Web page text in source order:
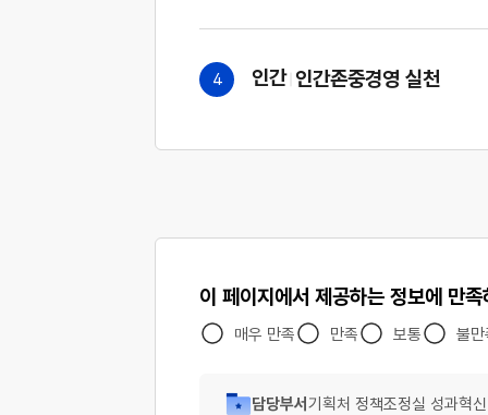
4 인간 인간존중경영 실천
상세내용 열기
이 페이지에서 제공하는 정보에 만
매우 만족 만족 보통 불만
담당부서 기획처 정책조정실 성과혁